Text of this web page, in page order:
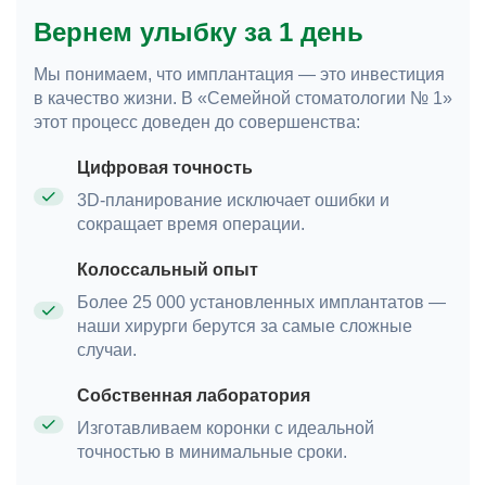
Вернем улыбку за 1 день
Мы понимаем, что имплантация — это инвестиция
в качество жизни. В «Семейной стоматологии № 1»
этот процесс доведен до совершенства:
Цифровая точность
3D-планирование исключает ошибки и
сокращает время операции.
Колоссальный опыт
Более 25 000 установленных имплантатов —
наши хирурги берутся за самые сложные
случаи.
Собственная лаборатория
Изготавливаем коронки с идеальной
точностью в минимальные сроки.